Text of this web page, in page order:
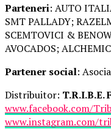
Parteneri: AUTO
SMT PALLADY;
SCEMTOVICI &
AVOCADOS;
Partener social:
Distribuitor: T.R.I.B.E.
www.facebook.com/
www.instagram.com/